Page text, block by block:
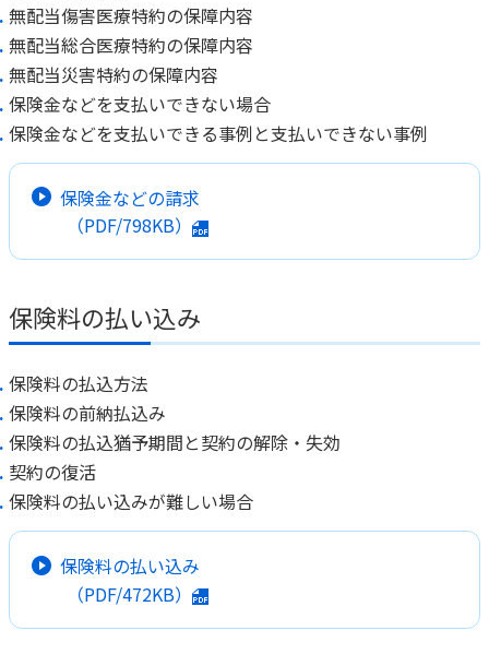
無配当傷害医療特約の保障内容
無配当総合医療特約の保障内容
無配当災害特約の保障内容
保険金などを支払いできない場合
保険金などを支払いできる事例と支払いできない事例
保険金などの請求
（PDF/798KB）
保険料の払い込み
保険料の払込方法
保険料の前納払込み
保険料の払込猶予期間と契約の解除・失効
契約の復活
保険料の払い込みが難しい場合
保険料の払い込み
（PDF/472KB）